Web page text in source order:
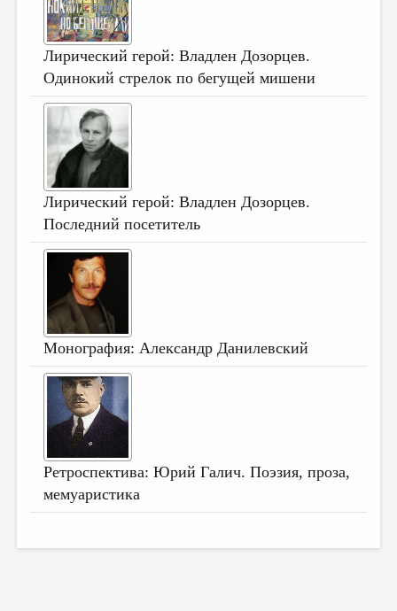
ЦИКЛЫ ПУБЛИКАЦИЙ
ТРЕДИАКОВСКИЙ
МЕДИА
ВКОНТАКТЕ
Лирический герой: Владлен Дозорцев.
Одинокий стрелок по бегущей мишени
Лирический герой: Владлен Дозорцев.
Последний посетитель
Монография: Александр Данилевский
Ретроспектива: Юрий Галич. Поэзия, проза,
мемуаристика